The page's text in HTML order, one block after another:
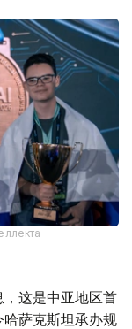
这是中亚地区首
萨克斯坦承办规